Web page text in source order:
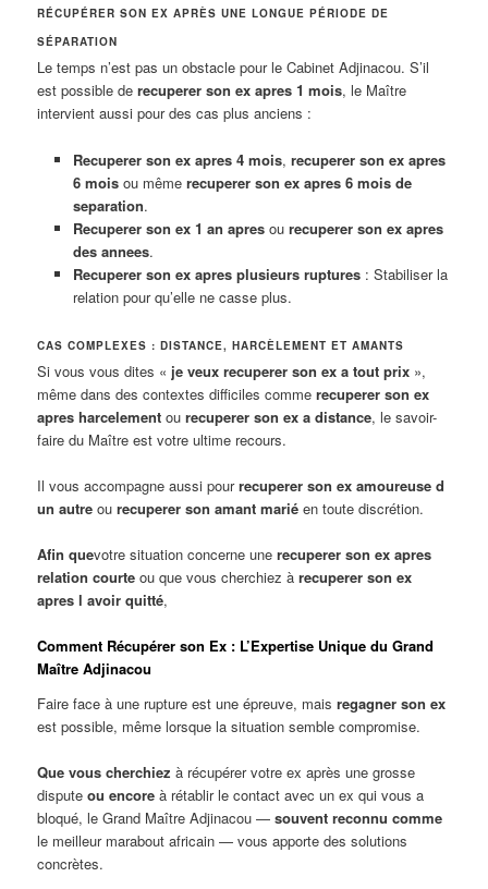
RÉCUPÉRER SON EX APRÈS UNE LONGUE PÉRIODE DE
SÉPARATION
Le temps n’est pas un obstacle pour le Cabinet Adjinacou. S’il
est possible derecuperer son ex apres 1 mois, le Maître
intervient aussi pour des cas plus anciens :
Recuperer son ex apres 4 mois, recuperer son ex apres
6 moisou même recuperer son ex apres 6 mois de
separation.
Recuperer son ex 1 an apresou recuperer son ex apres
des annees.
Recuperer son ex apres plusieurs ruptures: Stabiliser la
relation pour qu’elle ne casse plus.
CAS COMPLEXES : DISTANCE, HARCÈLEMENT ET AMANTS
Si vous vous dites « je veux recuperer son ex a tout prix »,
même dans des contextes difficiles commerecuperer son ex
apres harcelement ourecuperer son ex a distance, le savoir-
faire du Maître est votre ultime recours.
Il vous accompagne aussi pourrecuperer son ex amoureuse d
un autre ourecuperer son amant marié en toute discrétion.
Afin quevotre situation concerne unerecuperer son ex apres
relation courte ou que vous cherchiez àrecuperer son ex
apres l avoir quitté,
Comment Récupérer son Ex : L’Expertise Unique du Grand
Maître Adjinacou
Faire face à une rupture est une épreuve, maisregagner son ex
est possible, même lorsque la situation semble compromise.
Que vous cherchiez à récupérer votre ex après une grosse
disputeou encore à rétablir le contact avec un ex qui vous a
bloqué, le Grand Maître Adjinacou —souvent reconnu comme
le meilleur marabout africain — vous apporte des solutions
concrètes.